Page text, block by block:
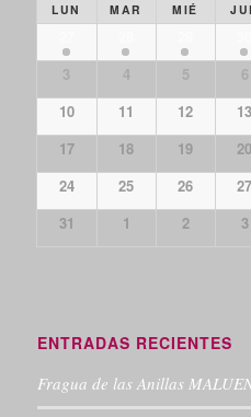
LUN MAR MIÉ
3
4 5 6
10
11 12 13
17
18 19 20
24
25 26 27
31
1 2 3
ENTRADAS RECIENTES
Fragua de las Anillas